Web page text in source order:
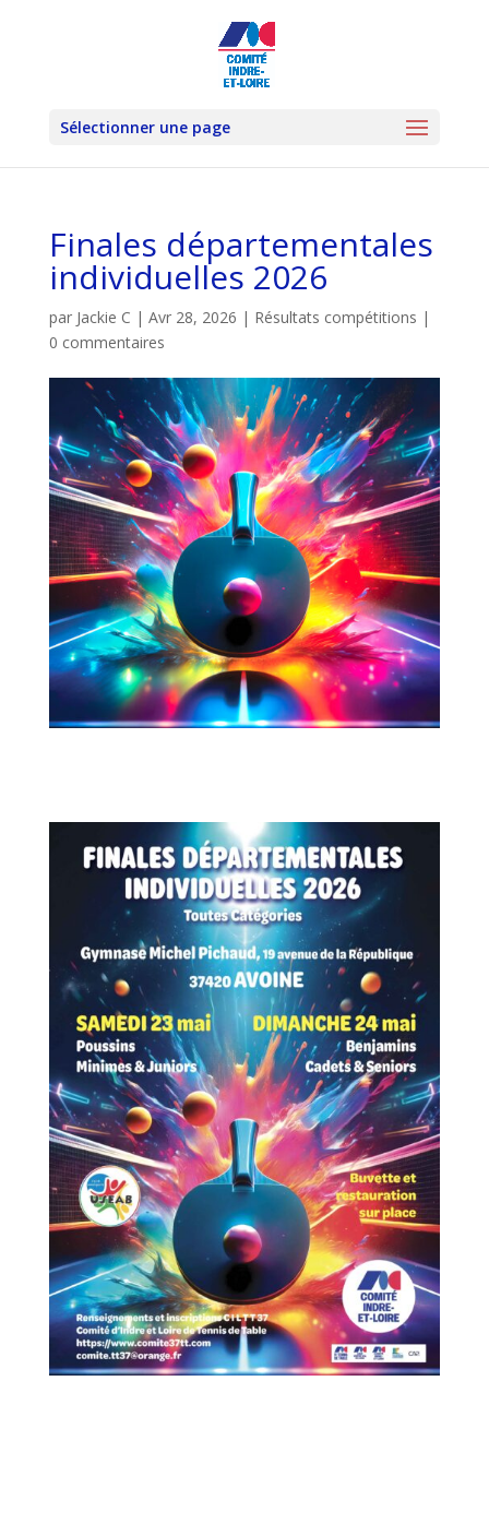
Sélectionner une page
Finales départementales
individuelles 2026
par Jackie C | Avr 28, 2026 | Résultats compétitions |
0 commentaires